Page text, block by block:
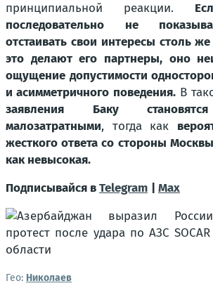
принципиальной реакции.
последовательно не
отстаивать свои интересы столь
это делают его партнеры, оно
ощущение допустимости
и асимметричного поведения.В
заявления Баку
малозатратными, тогда как
жесткого ответа со стороны
как невысокая.
Подписывайся вTelegram Max
Гео: Николаев